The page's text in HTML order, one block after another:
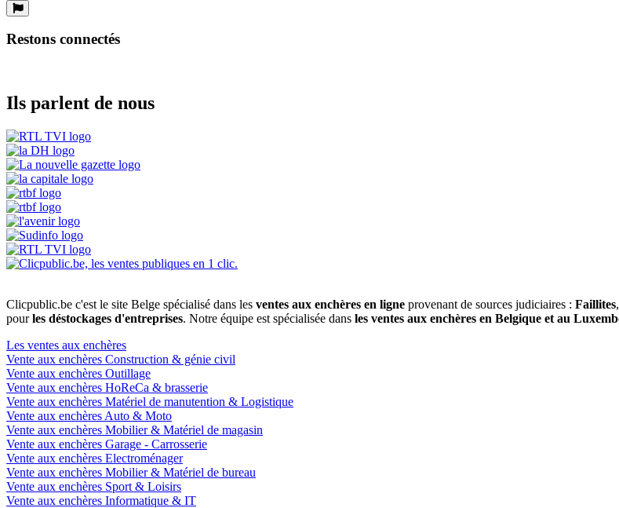
Restons connectés
Ils parlent de nous
Clicpublic.be c'est le site Belge spécialisé dans les ventes aux enchères en ligne provenant de sources judiciaires : Faillites,
pourles déstockages d'entreprises. Notre équipe est spécialisée dans les ventes aux enchères en Belgique et au
Les ventes aux enchères
Vente aux enchères Construction & génie civil
Vente aux enchères Outillage
Vente aux enchères HoReCa & brasserie
Vente aux enchères Matériel de manutention & Logistique
Vente aux enchères Auto & Moto
Vente aux enchères Mobilier & Matériel de magasin
Vente aux enchères Garage - Carrosserie
Vente aux enchères Electroménager
Vente aux enchères Mobilier & Matériel de bureau
Vente aux enchères Sport & Loisirs
Vente aux enchères Informatique & IT